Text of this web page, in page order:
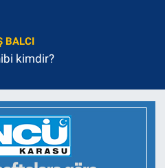
BALCI
kimdir?